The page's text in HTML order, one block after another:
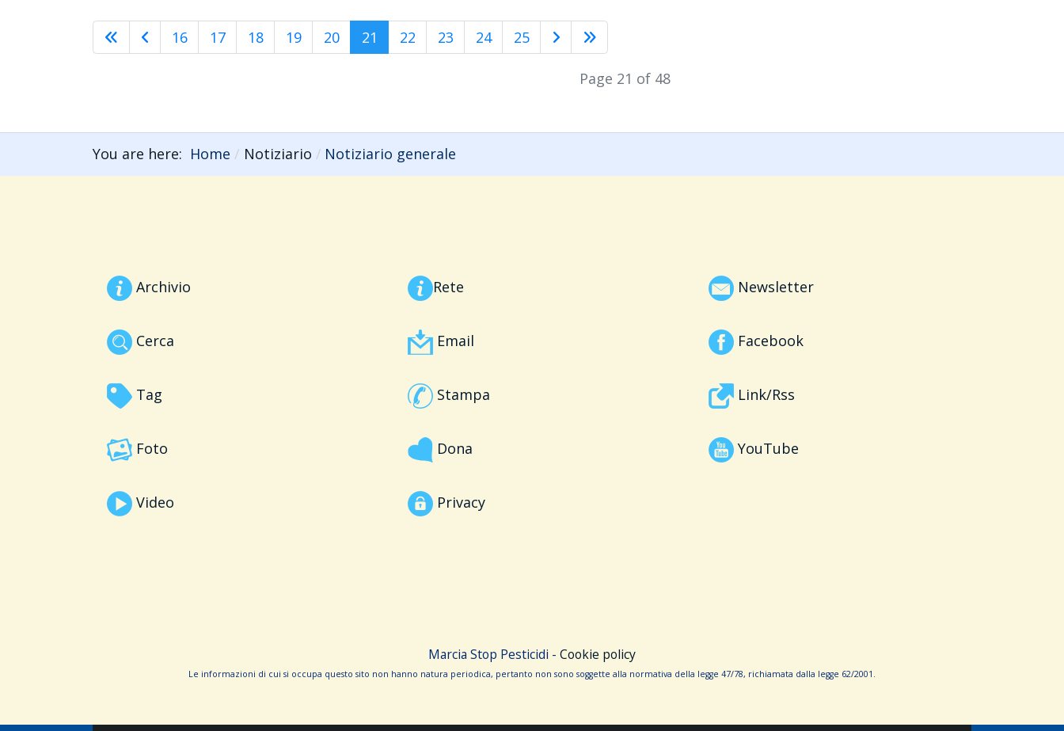
16 17 18 19 20 21 22 23 24 25
Page 21 of 48
You are here: Home Notiziario Notiziario generale
Archivio
Cerca
Tag
Foto
Video
Rete
Email
Stampa
Dona
Privacy
Newsletter
Facebook
Link/Rss
YouTube
Marcia Stop Pesticidi - Cookie policy
Le informa­zioni di cui si occupa questo sito non hanno na­tura periodica, pertanto non sono sog­gette alla normativa della legge 47/78, richiamata dalla leg­ge 62/­2001.